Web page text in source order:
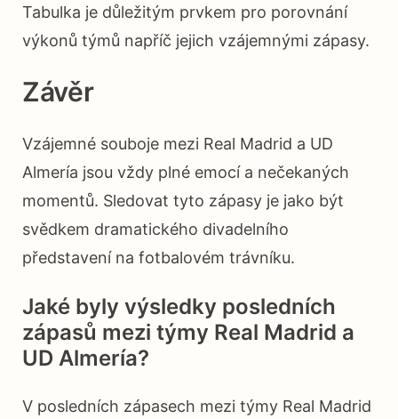
Tabulka je důležitým prvkem pro porovnání
výkonů týmů napříč jejich vzájemnými zápasy.
Závěr
Vzájemné souboje mezi Real Madrid a UD
Almería jsou vždy plné emocí a nečekaných
momentů. Sledovat tyto zápasy je jako být
svědkem dramatického divadelního
představení na fotbalovém trávníku.
Jaké byly výsledky posledních
zápasů mezi týmy Real Madrid a
UD Almería?
V posledních zápasech mezi týmy Real Madrid